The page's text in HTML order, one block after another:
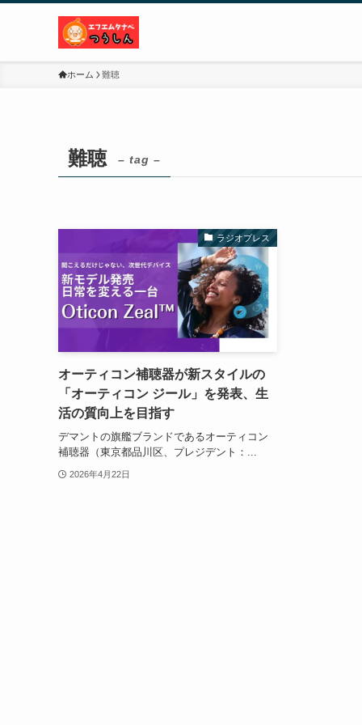
ホーム 難聴
難聴 – tag –
ラジオプレス
オーティコン補聴器が新スタイルの
「オーティコン ジール」を発表、生
活の質向上を目指す
デマントの旗艦ブランドであるオーティコン
補聴器（東京都品川区、プレジデント：...
2026年4月22日